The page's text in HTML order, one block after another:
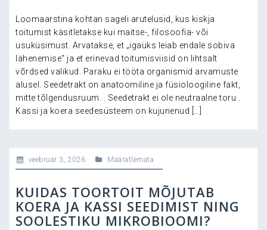
Loomaarstina kohtan sageli arutelusid, kus kiskja
toitumist käsitletakse kui maitse-, filosoofia- või
usuküsimust. Arvatakse, et „igaüks leiab endale sobiva
lähenemise“ ja et erinevad toitumisviisid on lihtsalt
võrdsed valikud. Paraku ei tööta organismid arvamuste
alusel. Seedetrakt on anatoomiline ja füsioloogiline fakt,
mitte tõlgendusruum. . Seedetrakt ei ole neutraalne toru .
Kassi ja koera seedesüsteem on kujunenud […]
veebruar 3, 2026 Määratlemata
KUIDAS TOORTOIT MÕJUTAB
KOERA JA KASSI SEEDIMIST NING
SOOLESTIKU MIKROBIOOMI?